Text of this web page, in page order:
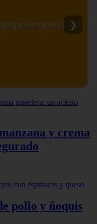
rápida y fácil
❯
y crema
pollo y ñoquis